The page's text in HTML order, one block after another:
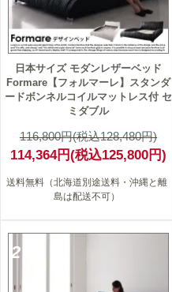
日本サイズ モダンレザーベッド
Formare【フォルマーレ】スタンダ
ードボンネルコイルマットレス付 セ
ミダブル
116,800円(税込128,480円)
114,364円(税込125,800円)
送料無料（北海道別途送料・沖縄と離
島は配送不可）
2